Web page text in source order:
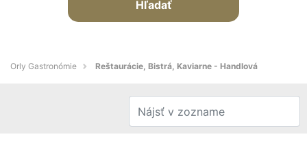
Hľadať
Orly Gastronómie Reštaurácie, Bistrá, Kaviarne - Handlová